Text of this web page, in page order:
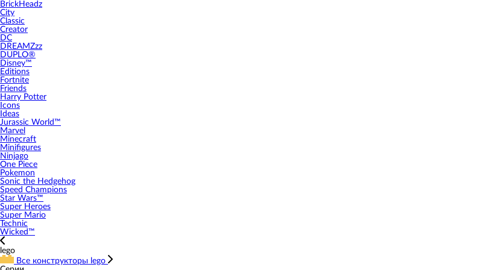
BrickHeadz
City
Classic
Creator
DC
DREAMZzz
DUPLO®
Disney™
Editions
Fortnite
Friends
Harry Potter
Icons
Ideas
Jurassic World™
Marvel
Minecraft
Minifigures
Ninjago
One Piece
Pokemon
Sonic the Hedgehog
Speed Champions
Star Wars™
Super Heroes
Super Mario
Technic
Wicked™
lego
Все конструкторы lego